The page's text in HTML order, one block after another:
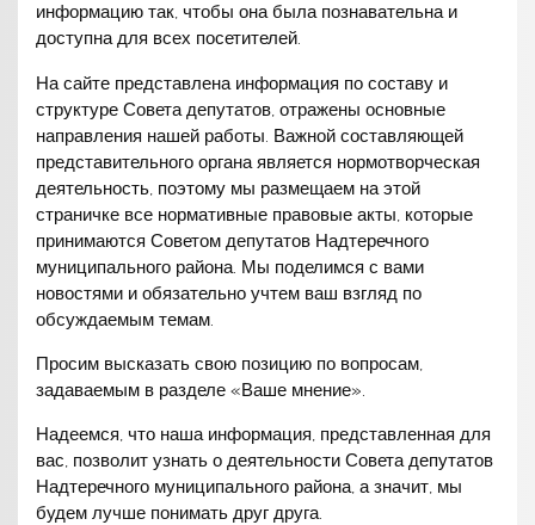
информацию так, чтобы она была познавательна и
доступна для всех посетителей.
На сайте представлена информация по составу и
структуре Совета депутатов, отражены основные
направления нашей работы. Важной составляющей
представительного органа является нормотворческая
деятельность, поэтому мы размещаем на этой
страничке все нормативные правовые акты, которые
принимаются Советом депутатов Надтеречного
муниципального района. Мы поделимся с вами
новостями и обязательно учтем ваш взгляд по
обсуждаемым темам.
Просим высказать свою позицию по вопросам,
задаваемым в разделе «Ваше мнение».
Надеемся, что наша информация, представленная для
вас, позволит узнать о деятельности Совета депутатов
Надтеречного муниципального района, а значит, мы
будем лучше понимать друг друга.